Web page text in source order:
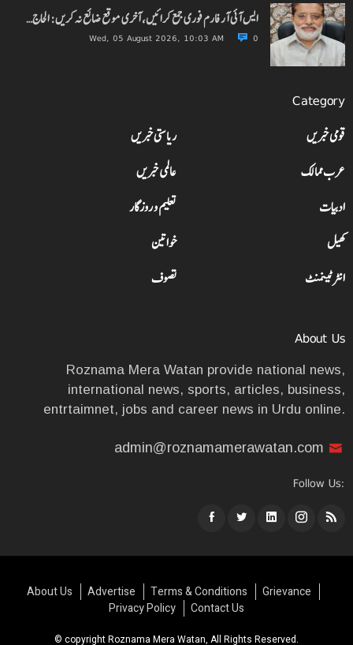
ایس آئی آر فارم فوری جمع کرائیں، آخری موقع ضائع نہ کریں: الحاج…
Wed, 05 August 2026, 10:03 AM 0
Category
قومی خبریں
ریاستی خبریں
عرب ممالک
عالمی خبریں
ادبیات
تعلیم و روزگار
کھیل
خواتین
انٹرٹینمنٹ
تصوف
About Us
Roznama Mera Watan provide national news,
international news, sports, articles, business,
entrtaimnet, jobs and career news in Urdu online.
admin@roznamamerawatan.com
Follow Us:
© copyright Roznama Mera Watan, All Rights Reserved.
About Us Advertise Terms & Conditions
Grievance
Privacy Policy
Contact Us